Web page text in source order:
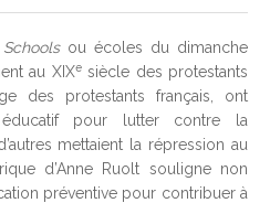
ou écoles du dimanche
au XIXesiècle des protestants
des protestants français, ont
pour lutter contre la
mettaient la répression au
d’Anne Ruolt souligne non
préventive pour contribuer à